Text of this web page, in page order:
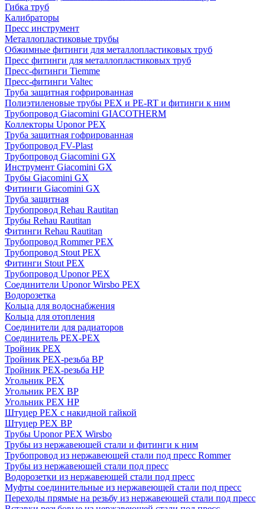
Гибка труб
Калибраторы
Пресс инструмент
Металлопластиковые трубы
Обжимные фитинги для металлопластиковых труб
Пресс фитинги для металлопластиковых труб
Пресс-фитинги Tiemme
Пресс-фитинги Valtec
Труба защитная гофрированная
Полиэтиленовые трубы PEX и PE-RT и фитинги к ним
Трубопровод Giacomini GIACOTHERM
Коллекторы Uponor PEX
Труба защитная гофрированная
Трубопровод FV-Plast
Трубопровод Giacomini GX
Инструмент Giacomini GX
Трубы Giacomini GX
Фитинги Giacomini GX
Труба защитная
Трубопровод Rehau Rautitan
Трубы Rehau Rautitan
Фитинги Rehau Rautitan
Трубопровод Rommer PEX
Трубопровод Stout PEX
Фитинги Stout PEX
Трубопровод Uponor PEX
Соединители Uponor Wirsbo PEX
Водорозетка
Кольца для водоснабжения
Кольца для отопления
Соединители для радиаторов
Соединитель PEX-PEX
Тройник PEX
Тройник PEX-резьба ВР
Тройник PEX-резьба НР
Угольник PEX
Угольник PEX ВР
Угольник PEX НР
Штуцер PEX c накидной гайкой
Штуцер PEX ВР
Трубы Uponor PEX Wirsbo
Трубы из нержавеющей стали и фитинги к ним
Трубопровод из нержавеющей стали под пресс Rommer
Трубы из нержавеющей стали под пресс
Водорозетки из нержавеющей стали под пресс
Муфты соединительные из нержавеющей стали под пресс
Переходы прямые на резьбу из нержавеющей стали под пресс